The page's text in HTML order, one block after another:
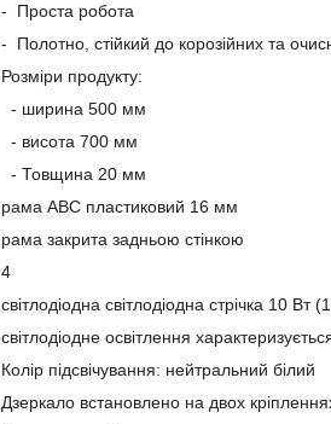
- Проста робота
- Полотно, стійкий до корозійних та
Розміри продукту:
- ширина 500 мм
- висота 700 мм
- Товщина 20 мм
рама ABC пластиковий 16 мм
рама закрита задньою стінкою
4
світлодіодна світлодіодна стрічка 10
світлодіодне освітлення
Колір підсвічування: нейтральний білий
Дзеркало встановлено на двох